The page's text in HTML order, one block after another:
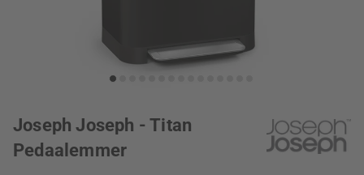
Joseph Joseph - Titan
Pedaalemmer